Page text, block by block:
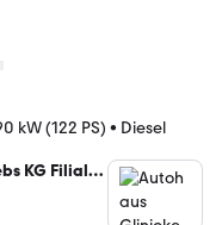
kW (122 PS) • Diesel
Filiale